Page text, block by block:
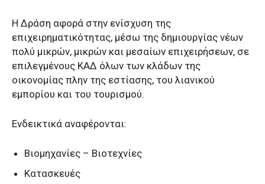
Η Δράση αφορά στην ενίσχυση της
επιχειρηματικότητας, μέσω της δημιουργίας νέων
πολύ μικρών, μικρών και μεσαίων επιχειρήσεων, σε
επιλεγμένους ΚΑΔ όλων των κλάδων της
οικονομίας πλην της εστίασης, του λιανικού
εμπορίου και του τουρισμού.
Ενδεικτικά αναφέρονται:
Βιομηχανίες – Βιοτεχνίες
Κατασκευές